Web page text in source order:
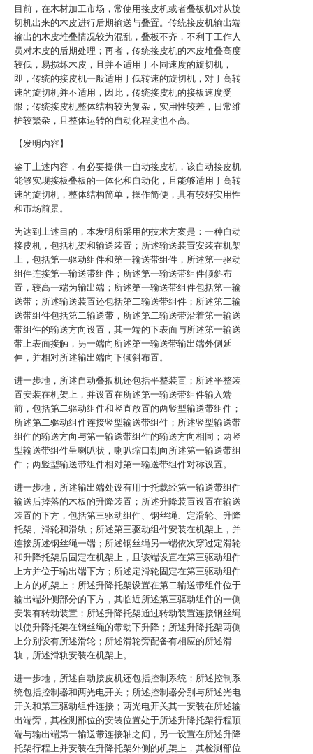
目前，在木材加工市场，常使用接皮机或者叠板机对从旋
切机出来的木皮进行后期输送与叠置。传统接皮机输出端
输出的木皮堆叠情况较为混乱，叠板不齐，不利于工作人
员对木皮的后期处理；再者，传统接皮机的木皮堆叠高度
较低，易损坏木皮，且并不适用于不同速度的旋切机，
即，传统的接皮机一般适用于低转速的旋切机，对于高转
速的旋切机并不适用，因此，传统接皮机的接板速度受
限；传统接皮机整体结构较为复杂，实用性较差，日常维
护较繁杂，且整体运转的自动化程度也不高。
【发明内容】
鉴于上述内容，有必要提供一自动接皮机，该自动接皮机
能够实现接板叠板的一体化和自动化，且能够适用于高转
速的旋切机，整体结构简单，操作简便，具有较好实用性
和市场前景。
为达到上述目的，本发明所采用的技术方案是：一种自动
接皮机，包括机架和输送装置；所述输送装置安装在机架
上，包括第一驱动组件和第一输送带组件，所述第一驱动
组件连接第一输送带组件；所述第一输送带组件倾斜布
置，较高一端为输出端；所述第一输送带组件包括第一输
送带；所述输送装置还包括第二输送带组件；所述第二输
送带组件包括第二输送带，所述第二输送带沿着第一输送
带组件的输送方向设置，其一端的下表面与所述第一输送
带上表面接触，另一端向所述第一输送带输出端外侧延
伸，并相对所述输出端向下倾斜布置。
进一步地，所述自动叠扳机还包括平整装置；所述平整装
置安装在机架上，并设置在所述第一输送带组件输入端
前，包括第二驱动组件和竖直放置的两竖型输送带组件；
所述第二驱动组件连接竖型输送带组件；所述竖型输送带
组件的输送方向与第一输送带组件的输送方向相同；两竖
型输送带组件呈喇叭状，喇叭缩口朝向所述第一输送带组
件；两竖型输送带组件相对第一输送带组件对称设置。
进一步地，所述输出端处设有用于托载经第一输送带组件
输送后掉落的木板的升降装置；所述升降装置设置在输送
装置的下方，包括第三驱动组件、钢丝绳、定滑轮、升降
托架、滑轮和滑轨；所述第三驱动组件安装在机架上，并
连接所述钢丝绳一端；所述钢丝绳另一端依次穿过定滑轮
和升降托架后固定在机架上，且该端设置在第三驱动组件
上方并位于输出端下方；所述定滑轮固定在第三驱动组件
上方的机架上；所述升降托架设置在第二输送带组件位于
输出端外侧部分的下方，其临近所述第三驱动组件的一侧
安装有转动装置；所述升降托架通过转动装置连接钢丝绳
以使升降托架在钢丝绳的带动下升降；所述升降托架两侧
上分别设有所述滑轮；所述滑轮旁配备有相应的所述滑
轨，所述滑轨安装在机架上。
进一步地，所述自动接皮机还包括控制系统；所述控制系
统包括控制器和两光电开关；所述控制器分别与所述光电
开关和第三驱动组件连接；两光电开关其一安装在所述输
出端旁，其检测部位的安装位置处于所述升降托架行程顶
端与输出端第一输送带连接轴之间，另一设置在所述升降
托架行程上并安装在升降托架外侧的机架上，其检测部位